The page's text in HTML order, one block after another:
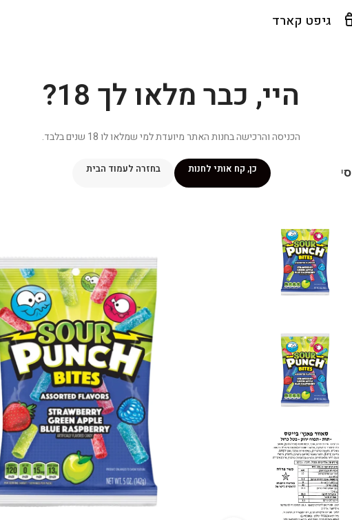
היי, כבר מלאו לך 18?
הכניסה והרכישה בחנות האתר מיועדת למי שמלאו לו 18 שנים בלבד.
כן, קח אותי לחנות בחזרה לעמוד הבית
גיפט קארד
שלי מתכוניםמנוי ״אליטה פלוס״חנותפרסומים במדיה